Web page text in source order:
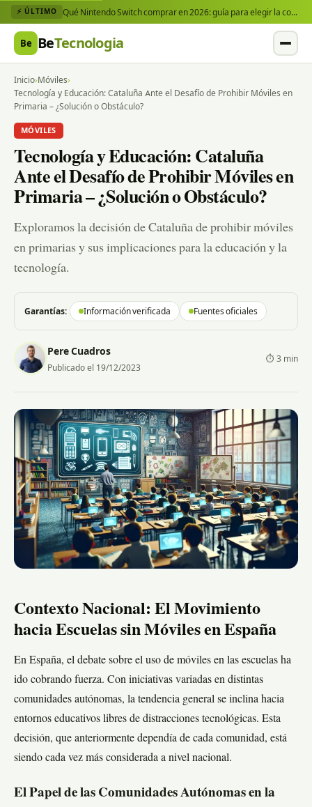
⚡ ÚLTIMO Qué Nintendo Switch comprar en 2026: guía para elegir la consola y los juegos que necesitas
Be BeTecnologia
Inicio›Móviles›
Tecnología y Educación: Cataluña Ante el Desafío de Prohibir Móviles en
Primaria – ¿Solución o Obstáculo?
MÓVILES
Tecnología y Educación: Cataluña
Ante el Desafío de Prohibir Móviles en
Primaria – ¿Solución o Obstáculo?
Exploramos la decisión de Cataluña de prohibir móviles
en primarias y sus implicaciones para la educación y la
tecnología.
Garantías: Información verificada Fuentes oficiales
Pere Cuadros
Publicado el 19/12/2023
⏱ 3 min
Contexto Nacional: El Movimiento
hacia Escuelas sin Móviles en España
En España, el debate sobre el uso de móviles en las escuelas ha
ido cobrando fuerza. Con iniciativas variadas en distintas
comunidades autónomas, la tendencia general se inclina hacia
entornos educativos libres de distracciones tecnológicas. Esta
decisión, que anteriormente dependía de cada comunidad, está
siendo cada vez más considerada a nivel nacional.
El Papel de las Comunidades Autónomas en la